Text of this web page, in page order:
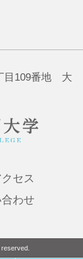
目109番地 大
セス
わせ